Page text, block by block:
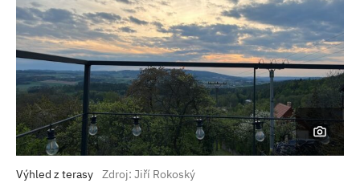
Výhled z terasy Zdroj: Jiří Rokoský